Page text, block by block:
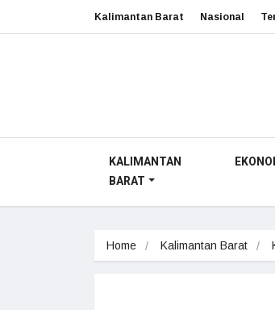
Kalimantan Barat Nasional
KALIMANTAN
BARAT
Home Kalimantan Barat